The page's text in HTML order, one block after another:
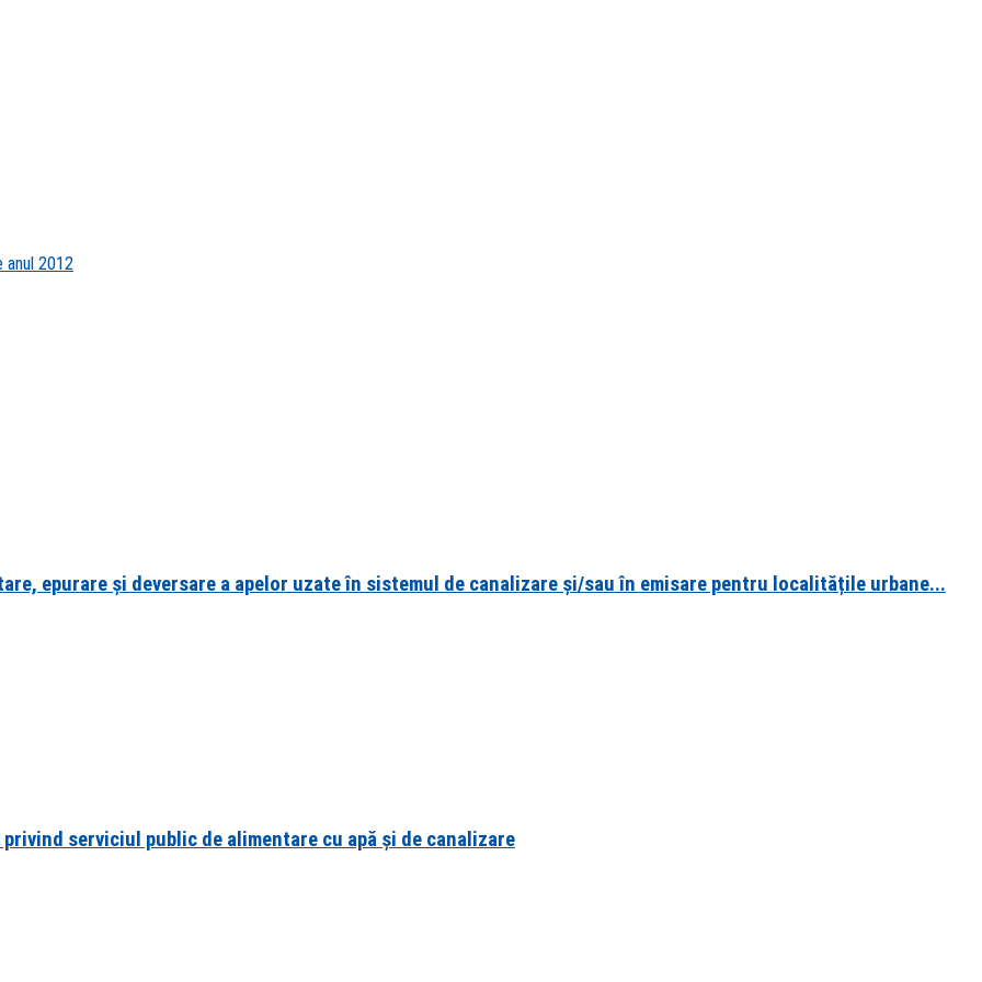
anul 2012
epurare și deversare a apelor uzate în sistemul de canalizare și/sau în emisare pentru localitățile urbane...
serviciul public de alimentare cu apă și de canalizare